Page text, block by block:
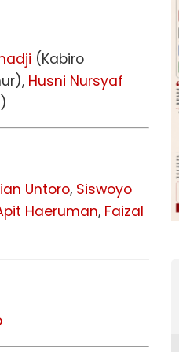
(Kabiro
Husni Nursyaf
Untoro, Siswoyo
Haeruman, Faizal